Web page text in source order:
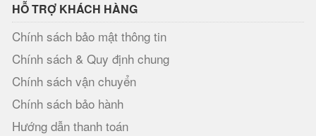
HỖ TRỢ KHÁCH HÀNG
Chính sách bảo mật thông tin
Chính sách & Quy định chung
Chính sách vận chuyển
Chính sách bảo hành
Hướng dẫn thanh toán